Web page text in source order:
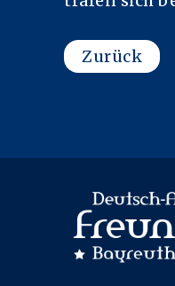
Zurück